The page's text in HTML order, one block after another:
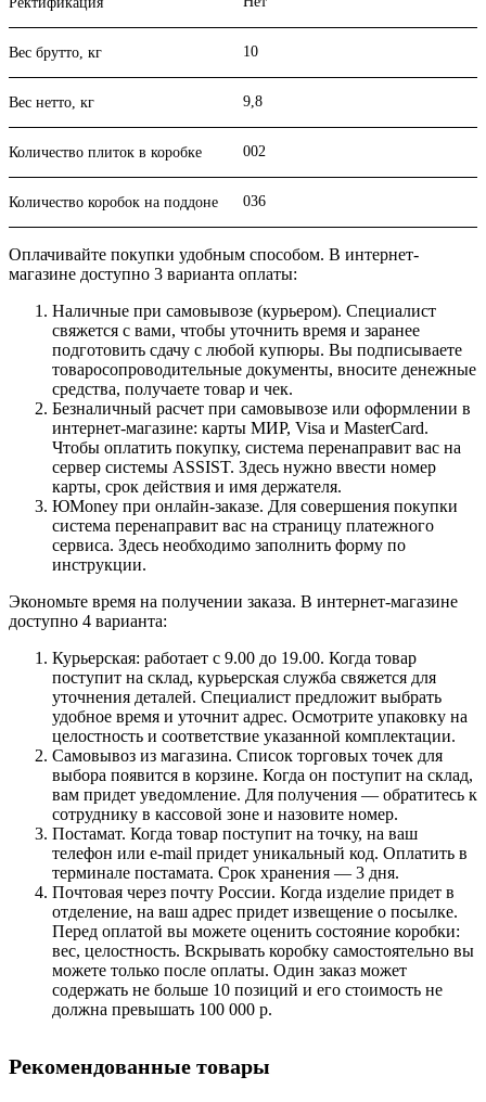
Вес брутто, кг 10
Вес нетто, кг 9,8
Количество плиток в коробке 002
Количество коробок на поддоне 036
Оплачивайте покупки удобным способом. В интернет-
магазине доступно 3 варианта оплаты:
Наличные при самовывозе (курьером). Специалист
свяжется с вами, чтобы уточнить время и заранее
подготовить сдачу с любой купюры. Вы подписываете
товаросопроводительные документы, вносите денежные
средства, получаете товар и чек.
Безналичный расчет при самовывозе или оформлении в
интернет-магазине: карты МИР, Visa и MasterCard.
Чтобы оплатить покупку, система перенаправит вас на
сервер системы ASSIST. Здесь нужно ввести номер
карты, срок действия и имя держателя.
ЮMoney при онлайн-заказе. Для совершения покупки
система перенаправит вас на страницу платежного
сервиса. Здесь необходимо заполнить форму по
инструкции.
Экономьте время на получении заказа. В интернет-магазине
доступно 4 варианта:
Курьерская: работает с 9.00 до 19.00. Когда товар
поступит на склад, курьерская служба свяжется для
уточнения деталей. Специалист предложит выбрать
удобное время и уточнит адрес. Осмотрите упаковку на
целостность и соответствие указанной комплектации.
Самовывоз из магазина. Список торговых точек для
выбора появится в корзине. Когда он поступит на склад,
вам придет уведомление. Для получения — обратитесь к
сотруднику в кассовой зоне и назовите номер.
Постамат. Когда товар поступит на точку, на ваш
телефон или e-mail придет уникальный код. Оплатить в
терминале постамата. Срок хранения — 3 дня.
Почтовая через почту России. Когда изделие придет в
отделение, на ваш адрес придет извещение о посылке.
Перед оплатой вы можете оценить состояние коробки:
вес, целостность. Вскрывать коробку самостоятельно вы
можете только после оплаты. Один заказ может
содержать не больше 10 позиций и его стоимость не
должна превышать 100 000 р.
Рекомендованные товары